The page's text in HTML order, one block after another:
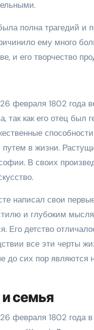
полна трагедий и
ему много
и его творчество
февраля 1802 года
так как его отец был
в жизни.
В своих
написал свои
и глубоким
Его детство
все эти черты
до сих пор
семья
февраля 1802 года